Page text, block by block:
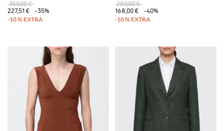
350,00 €
227,51 €
-35%
280,00 €
168,00 €
-40%